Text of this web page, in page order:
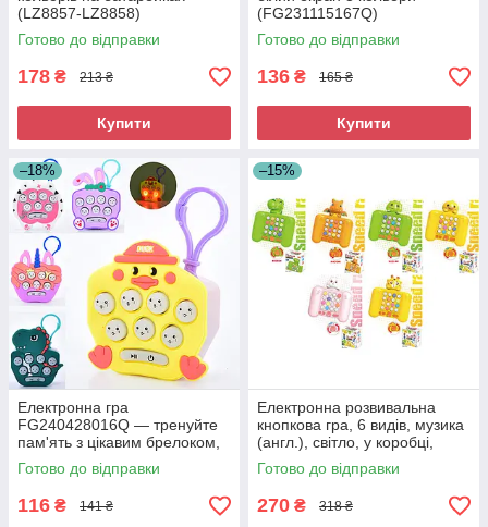
(LZ8857-LZ8858)
Готово до відправки
178 ₴ 213 ₴
Купити
(FG231115167Q)
Готово до відправки
136 ₴ 165 ₴
Купити
–18%
Електронна гра
FG240428016Q — тренуйте
пам'ять з цікавим брелоком,
мікс видів, музика та батареї
(упаковка 12 шт., кул.)
Готово до відправки
116 ₴ 141 ₴
–15%
Електронна розвивальна
кнопкова гра, 6 видів, музика
(англ.), світло, у коробці,
12x13,5 см (F6-7-9-B-9-L-9-Y-
9-K)
Готово до відправки
270 ₴ 318 ₴